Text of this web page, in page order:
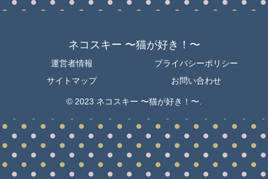
ネコスキー 〜猫が好き！〜
運営者情報
プライバシーポリシー
サイトマップ
お問い合わせ
© 2023 ネコスキー 〜猫が好き！〜.